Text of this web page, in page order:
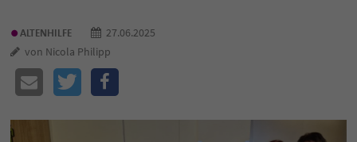
•ALTENHILFE
27.06.2025
von Nicola Philipp